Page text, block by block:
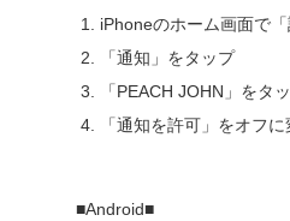
iPhoneのホーム画面で「
「通知」をタップ
「PEACH JOHN」をタ
「通知を許可」をオフ
■Android■